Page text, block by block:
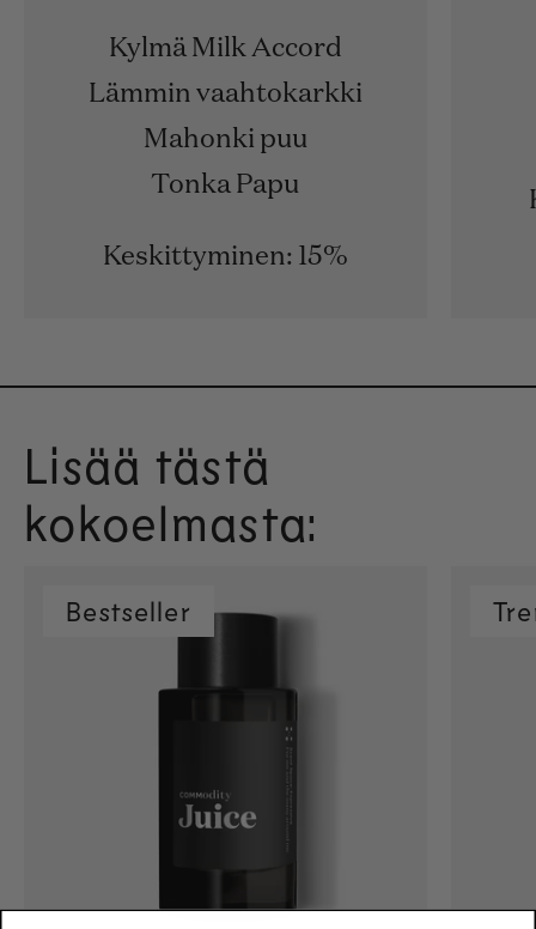
Kylmä Milk Accord
Lämmin vaahtokarkki
Mahonki puu
Tonka Papu
Keskittyminen: 15%
Lisää tästä
kokoelmasta:
Bestseller